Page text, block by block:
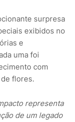
surpresa
exibidos no
e
uma foi
com
flores.
representa
de um legado